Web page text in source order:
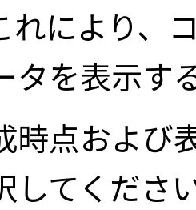
れにより、
タを表示す
時点および
してくださ